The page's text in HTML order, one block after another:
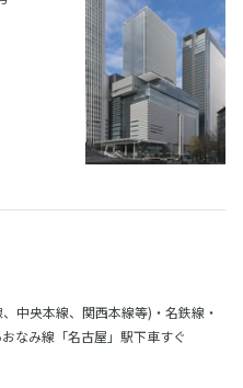
中央本線、関西本線等)・名鉄線・
なみ線「名古屋」駅下車すぐ